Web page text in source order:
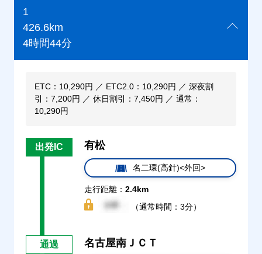
1
426.6km
4時間44分
ETC：10,290円 ／ ETC2.0：10,290円 ／ 深夜割
引：7,200円 ／ 休日割引：7,450円 ／ 通常：
10,290円
出発IC 有松
名二環(高針)<外回>
走行距離： 2.4km
（通常時間：3分）
通過 名古屋南ＪＣＴ